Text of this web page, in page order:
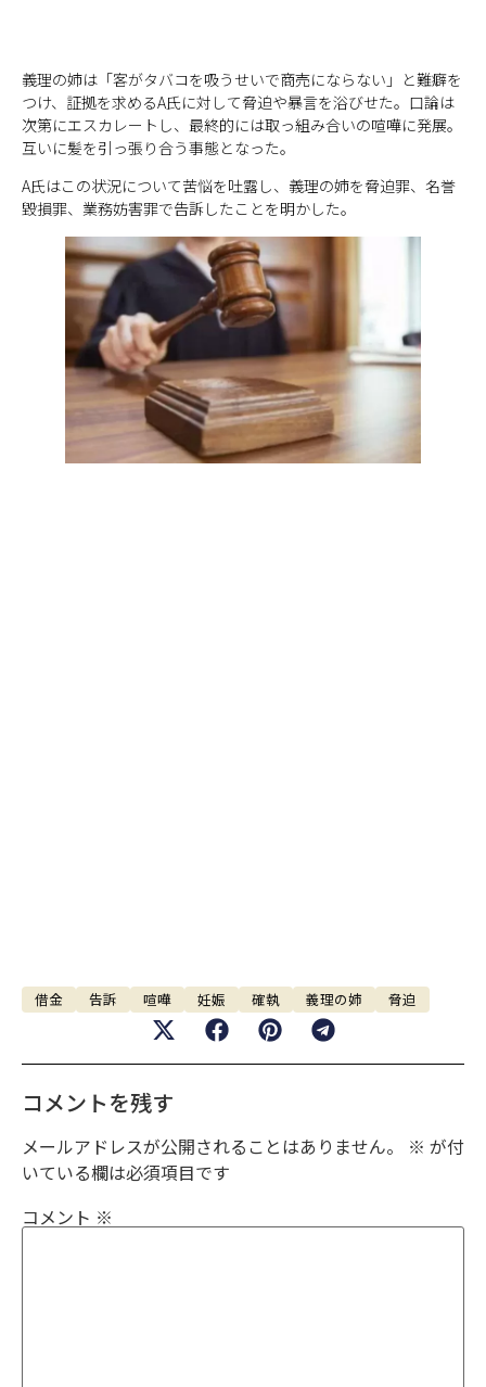
義理の姉は「客がタバコを吸うせいで商売にならない」と難癖を
つけ、証拠を求めるA氏に対して脅迫や暴言を浴びせた。口論は
次第にエスカレートし、最終的には取っ組み合いの喧嘩に発展。
互いに髪を引っ張り合う事態となった。
A氏はこの状況について苦悩を吐露し、義理の姉を脅迫罪、名誉
毀損罪、業務妨害罪で告訴したことを明かした。
借金 告訴 喧嘩 妊娠 確執 義理の姉 脅迫
コメントを残す
メールアドレスが公開されることはありません。 ※ が付
いている欄は必須項目です
コメント ※